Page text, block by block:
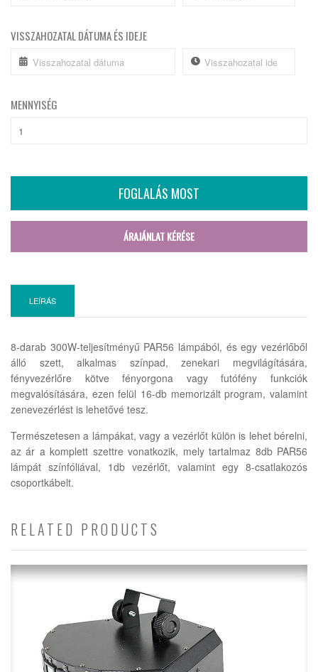
VISSZAHOZATAL DÁTUMA ÉS IDEJE
MENNYISÉG
FOGLALÁS MOST
ÁRAJÁNLAT KÉRÉSE
LEÍRÁS
8-darab 300W-teljesítményű PAR56 lámpából, és egy vezérlőből
álló szett, alkalmas színpad, zenekari megvilágítására,
fényvezérlőre kötve fényorgona vagy futófény funkciók
megvalósítására, ezen felül 16-db memorizált program, valamint
zenevezérlést is lehetővé tesz.
Természetesen a lámpákat, vagy a vezérlőt külön is lehet bérelni,
az ár a komplett szettre vonatkozik, mely tartalmaz 8db PAR56
lámpát színfóliával, 1db vezérlőt, valamint egy 8-csatlakozós
csoportkábelt.
RELATED PRODUCTS